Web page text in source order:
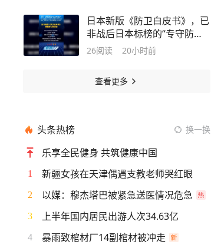
日本新版《防卫白皮书》，已
非战后日本标榜的“专守防卫”
原则，而是一颗被军国主义余
26阅读 20小时前
查看更多
头条热榜 换一换
乐享全民健身 共筑健康中国
1 新疆女孩在天津偶遇支教老师哭红眼
2 以媒：穆杰塔巴被紧急送医情况危急
3 上半年国内居民出游人次34.63亿
4 暴雨致棺材厂14副棺材被冲走